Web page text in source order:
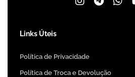
Links Úteis
Política de Privacidade
Política de Troca e Devolução